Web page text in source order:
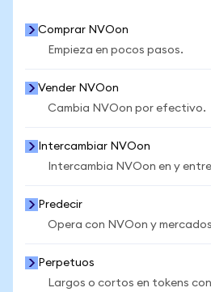
Comprar NVOon
Empieza en pocos pasos.
Vender NVOon
Cambia NVOon por efectivo.
Intercambiar NVOon
Intercambia NVOon en y
Predecir
Opera con NVOon y
Perpetuos
Largos o cortos en tokens